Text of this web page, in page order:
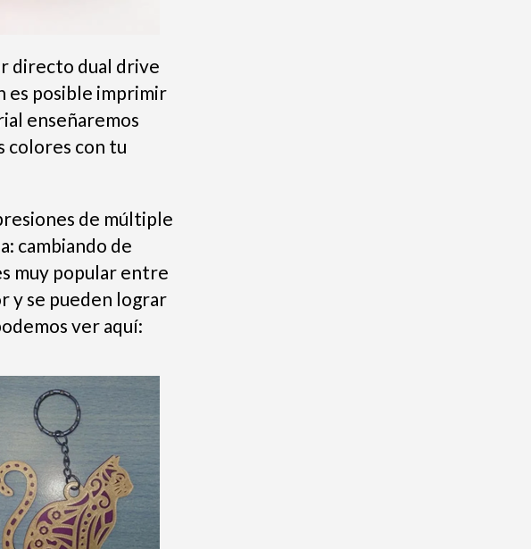
directo dual drive
es posible imprimir
enseñaremos
colores con tu
de múltiple
cambiando de
muy popular entre
y se pueden lograr
ver aquí: